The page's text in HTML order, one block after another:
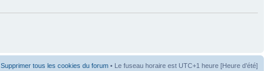
Supprimer tous les cookies du forum • Le fuseau horaire est UTC+1 heure [Heure d’été]